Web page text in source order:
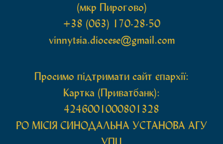
(мкр Пирогово)
+38 (063) 170-28-50
vinnytsia.diocese@gmail.com
Просимо підтримати сайт єпархії:
Картка (Приватбанк):
4246001000801328
РО МIСIЯ СИНОДАЛЬНА УСТАНОВА АГУ